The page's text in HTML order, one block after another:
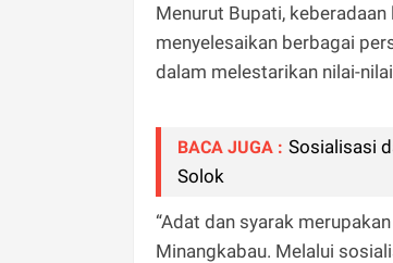
Menurut Bupati,
menyelesaikan berbagai
dalam melestarikan nilai-
BACA JUGA : Sosialisasi
Solok
“Adat dan syarak
Minangkabau. Melalui